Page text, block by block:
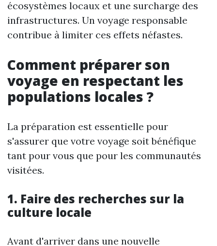
écosystèmes locaux et une surcharge des
infrastructures. Un voyage responsable
contribue à limiter ces effets néfastes.
Comment préparer son
voyage en respectant les
populations locales ?
La préparation est essentielle pour
s'assurer que votre voyage soit bénéfique
tant pour vous que pour les communautés
visitées.
1. Faire des recherches sur la
culture locale
Avant d'arriver dans une nouvelle